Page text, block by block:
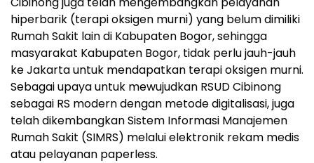
hiperbarik (terapi oksigen murni) yang belum dimiliki
Rumah Sakit lain di Kabupaten Bogor, sehingga
masyarakat Kabupaten Bogor, tidak perlu jauh-jauh
ke Jakarta untuk mendapatkan terapi oksigen murni.
Sebagai upaya untuk mewujudkan RSUD Cibinong
sebagai RS modern dengan metode digitalisasi, juga
telah dikembangkan Sistem Informasi Manajemen
Rumah Sakit (SIMRS) melalui elektronik rekam medis
atau pelayanan paperless.